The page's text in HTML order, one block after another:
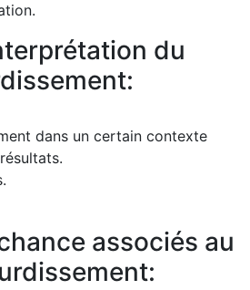
du
dans un certain contexte
associés au